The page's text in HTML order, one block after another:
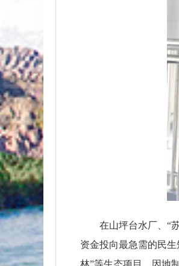
在山坪台水厂、“
资金投向最急需的民